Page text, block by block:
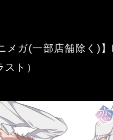
メガ(一部店舗除く)
ト）